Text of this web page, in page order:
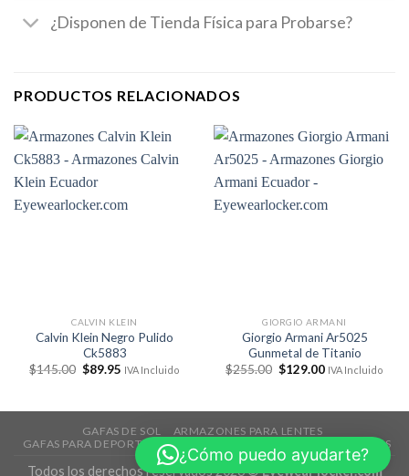
¿Disponen de Tienda Física para Probarse?
PRODUCTOS RELACIONADOS
CALVIN KLEIN
Calvin Klein Negro Pulido
Ck5883
$145.00 El
$145.00.
$89.95 El
$89.95.
IVA Incluido
GIORGIO ARMANI
Giorgio Armani Ar5025
Gunmetal de Titanio
$255.00 El
$255.00.
$129.00El
$129.00.
IVA Incluido
GAFAS DE SOL
ARMAZONES PARA LENTES
GAFAS PARA DEPORTES
TECNOLOGÍA REBAJAS
Todos los derechos reservados 2026 ©Eyewear locker.com
¿Cómo puedo ayudarte?